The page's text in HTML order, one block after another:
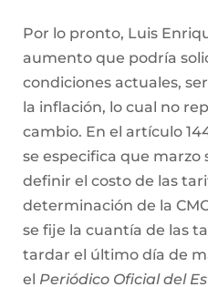
determinación de la
se fije la cuantía de las
tardar el último día de
el Periódico Oficial del
de mayor circulación en
cualquier otro medio
Egresados de la
videojuegos
Una de las principales